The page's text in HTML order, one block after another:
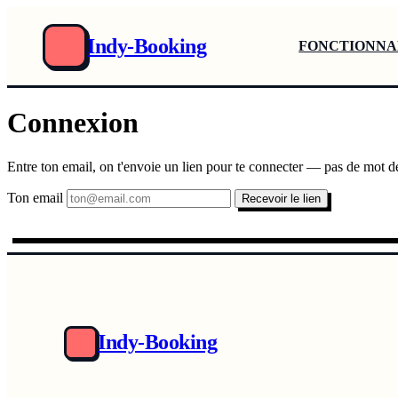
Indy-Booking
Connexion
Entre ton email, on t'envoie un lien pour te connecter — pas de mot
Ton email Recevoir le lien
Indy-Booking